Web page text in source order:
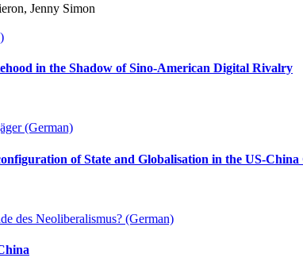
Jenny Simon
in the Shadow of Sino-American Digital Rivalry
(German)
of State and Globalisation in the US-
des Neoliberalismus? (German)